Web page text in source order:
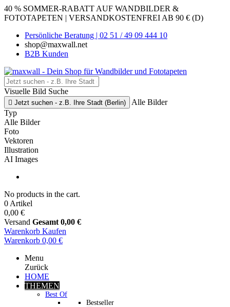
40 % SOMMER-RABATT AUF WANDBILDER &
FOTOTAPETEN | VERSANDKOSTENFREI AB 90 € (D)
Persönliche Beratung | 02 51 / 49 09 444 10
shop@maxwall.net
B2B Kunden
Visuelle Bild Suche
 Jetzt suchen - z.B. Ihre Stadt (Berlin)
Alle Bilder
Typ
Alle Bilder
Foto
Vektoren
Illustration
AI Images
No products in the cart.
0 Artikel
0,00 €
Versand Gesamt 0,00 €
Warenkorb Kaufen
Warenkorb 0,00 €
Menu
Zurück
HOME
THEMEN
Best Of
Bestseller